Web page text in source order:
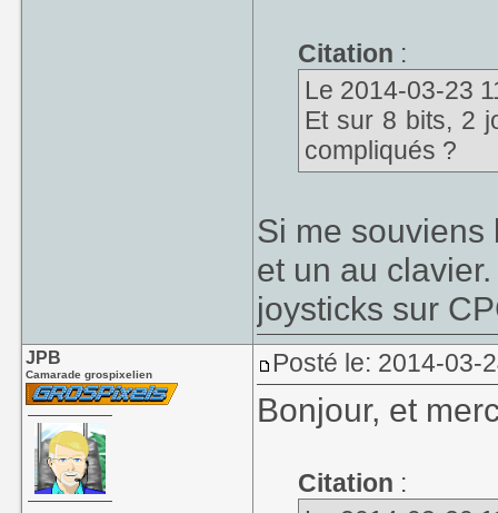
Citation :
Le 2014-03-23
Et sur 8 bits, 2
compliqués ?
Si me souviens
et un au
joysticks sur
JPB
Camarade grospixelien Posté le: 2014-03-
Bonjour, et
Citation :